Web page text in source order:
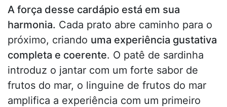
A força desse cardápio está em sua
harmonia. Cada prato abre caminho para o
próximo, criando uma experiência gustativa
completa e coerente. O patê de sardinha
introduz o jantar com um forte sabor de
frutos do mar, o linguine de frutos do mar
amplifica a experiência com um primeiro